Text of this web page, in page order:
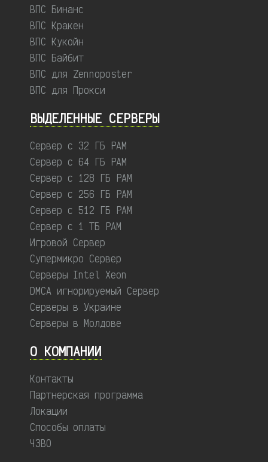
ВПС Бинанс
ВПС Кракен
ВПС Кукойн
ВПС Байбит
ВПС для Zennoposter
ВПС для Прокси
ВЫДЕЛЕННЫЕ CЕРВЕРЫ
Сервер с 32 ГБ РАМ
Сервер с 64 ГБ РАМ
Сервер с 128 ГБ РАМ
Сервер с 256 ГБ РАМ
Сервер с 512 ГБ РАМ
Сервер с 1 ТБ РАМ
Игровой Сервер
Супермикро Сервер
Серверы Intel Xeon
DMCA игнорируемый Сервер
Серверы в Украине
Серверы в Молдове
О КОМПАНИИ
Контакты
Партнерская программа
Локации
Способы оплаты
ЧЗВО